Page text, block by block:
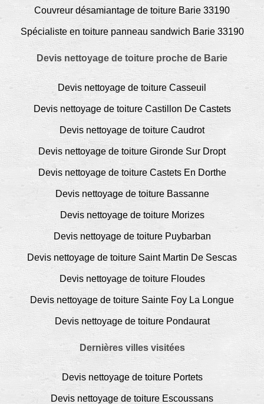
Couvreur désamiantage de toiture Barie 33190
Spécialiste en toiture panneau sandwich Barie 33190
Devis nettoyage de toiture proche de Barie
Devis nettoyage de toiture Casseuil
Devis nettoyage de toiture Castillon De Castets
Devis nettoyage de toiture Caudrot
Devis nettoyage de toiture Gironde Sur Dropt
Devis nettoyage de toiture Castets En Dorthe
Devis nettoyage de toiture Bassanne
Devis nettoyage de toiture Morizes
Devis nettoyage de toiture Puybarban
Devis nettoyage de toiture Saint Martin De Sescas
Devis nettoyage de toiture Floudes
Devis nettoyage de toiture Sainte Foy La Longue
Devis nettoyage de toiture Pondaurat
Dernières villes visitées
Devis nettoyage de toiture Portets
Devis nettoyage de toiture Escoussans